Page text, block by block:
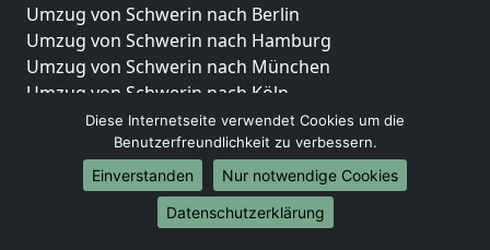
Umzug von Schwerin nach Berlin
Umzug von Schwerin nach Hamburg
Umzug von Schwerin nach München
Umzug von Schwerin nach Köln
Umzug von Schwerin nach Frankfurt am Main
Umzug von Schwerin nach Stuttgart
Umzug von Schwerin nach Düsseldorf
Umzug von Schwerin nach Leipzig
Umzug von Schwerin nach Dortmund
Diese Internetseite verwendet Cookies um die
Benutzerfreundlichkeit zu verbessern.
Einverstanden
Nur notwendige Cookies
Datenschutzerklärung